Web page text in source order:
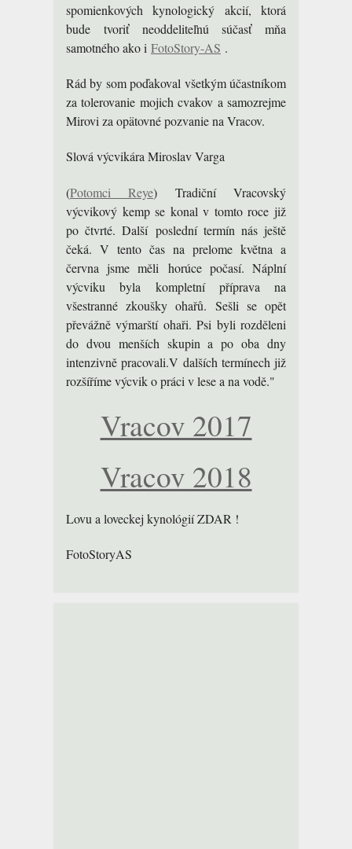
spomienkových kynologický akcií, ktorá
bude tvoriť neoddeliteľnú súčasť mňa
samotného ako i FotoStory-AS .
Rád by som poďakoval všetkým účastníkom
za tolerovanie mojich cvakov a samozrejme
Mirovi za opätovné pozvanie na Vracov.
Slová výcvikára Miroslav Varga
(Potomci Reye) Tradiční Vracovský
výcvikový kemp se konal v tomto roce již
po čtvrté. Další poslední termín nás ještě
čeká. V tento čas na prelome května a
června jsme měli horúce počasí. Náplní
výcviku byla kompletní příprava na
všestranné zkoušky ohařů. Sešli se opět
převážně výmarští ohaři. Psi byli rozděleni
do dvou menších skupin a po oba dny
intenzivně pracovali.V dalších termínech již
rozšíříme výcvik o práci v lese a na vodě."
Vracov 2017
Vracov 2018
Lovu a loveckej kynológií ZDAR !
FotoStoryAS